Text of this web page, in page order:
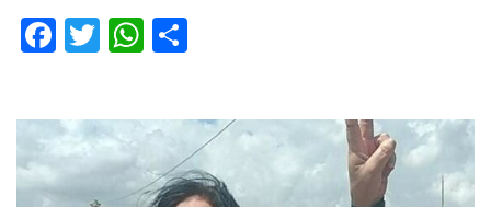
Facebook
TwitterWhatsApp